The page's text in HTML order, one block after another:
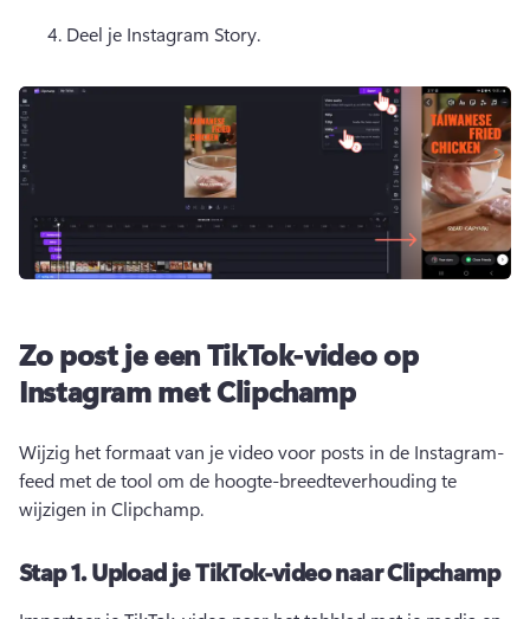
Deel je Instagram Story.
Zo post je een TikTok-video op
Instagram met Clipchamp
Wijzig het formaat van je video voor posts in de Instagram-
feed met de tool om de hoogte-breedteverhouding te
wijzigen in Clipchamp.
Stap 1.Upload je TikTok-video naar Clipchamp